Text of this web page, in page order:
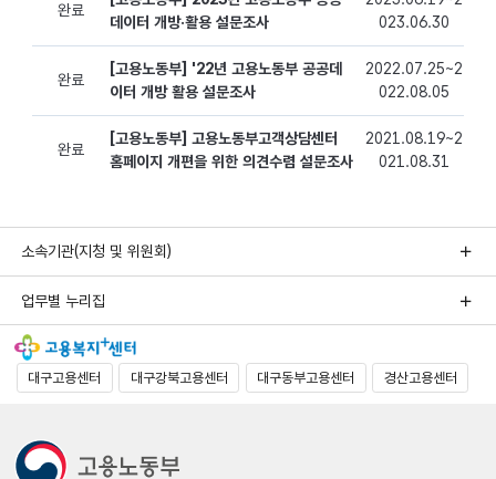
소속기관(지청 및 위원회)
업무별 누리집
대구고용센터 대구강북고용센터 대구동부고용센터 경산고용센터